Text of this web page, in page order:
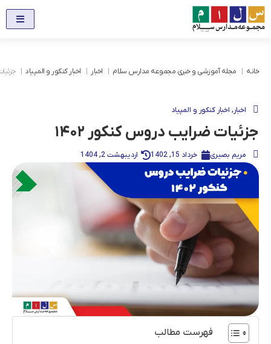
خانه مجله آموزشی و خبری مجموعه مدارس سلام اخبار اخبار کنکور و المپیاد
اخبار, اخبار کنکور و المپیاد
جزئیات ضرایب دروس کنکور ۱۴۰۲
مریم بصیری خرداد 15, 1402 اردیبهشت 2, 1404
فهرست مطالب